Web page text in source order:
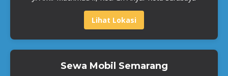
Lihat Lokasi
Sewa Mobil Semarang